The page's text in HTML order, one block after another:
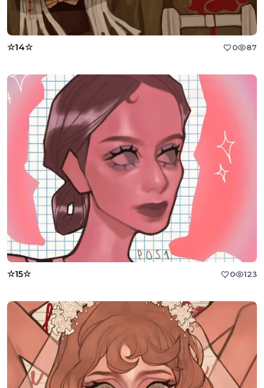
☆14☆ 0 87
☆15☆ 0 123